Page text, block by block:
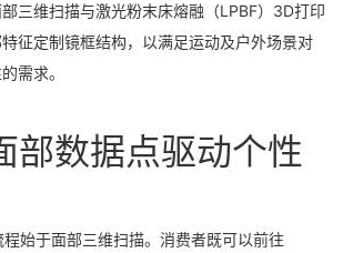
三维扫描与激光粉末床熔融（LPBF）3D打印
征定制镜框结构，以满足运动及户外场景对
需求。
部数据点驱动个性
始于面部三维扫描。消费者既可以前往